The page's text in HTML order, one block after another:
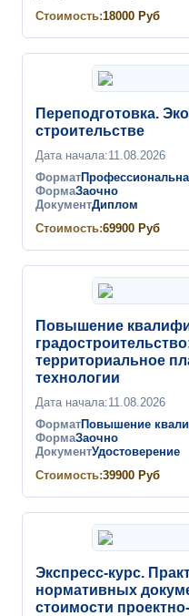
Стоимость:18000 Руб
Переподготовка.
строительстве
Дата начала:11.08.2026
Формат
ФормаЗаочно
ДокументДиплом
Стоимость:69900 Руб
Повышение
территориальное
технологии
Дата начала:11.08.2026
ФорматПовышение
ФормаЗаочно
ДокументУдостоверение
Стоимость:39900 Руб
Экспресс-курс.
нормативных
стоимости